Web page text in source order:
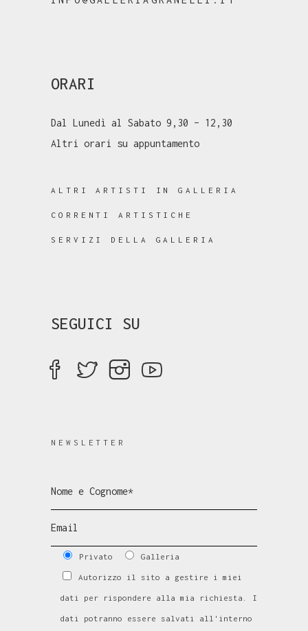
ORARI
Dal Lunedì al Sabato 9,30 – 12,30
Altri orari su appuntamento
ALTRI ARTISTI IN GALLERIA
CORRENTI ARTISTICHE
SERVIZI DELLA GALLERIA
SEGUICI SU
NEWSLETTER
Privato Galleria
Autorizzo il sito a gestire i miei
dati per rispondere alla mia richiesta. I
dati potranno essere salvati all'interno